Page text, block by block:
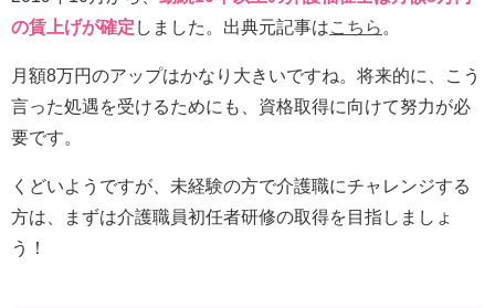
の賃上げが確定 しました。出典元記事はこちら。
月額8万円のアップはかなり大きいですね。将来的に、こう
言った処遇を受けるためにも、資格取得に向けて努力が必
要です。
くどいようですが、未経験の方で介護職にチャレンジする
方は、まずは介護職員初任者研修の取得を目指しましょ
う！